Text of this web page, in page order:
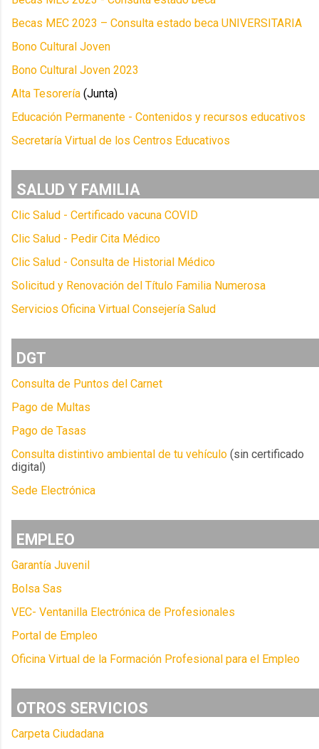
Becas MEC 2023 – Consulta estado beca UNIVERSITARIA
Bono Cultural Joven
Bono Cultural Joven 2023
Alta Tesorería (Junta)
Educación Permanente - Contenidos y recursos educativos
Secretaría Virtual de los Centros Educativos
SALUD Y FAMILIA
Clic Salud - Certificado vacuna COVID
Clic Salud - Pedir Cita Médico
Clic Salud - Consulta de Historial Médico
Solicitud y Renovación del Título Familia Numerosa
Servicios Oficina Virtual Consejería Salud
DGT
Consulta de Puntos del Carnet
Pago de Multas
Pago de Tasas
Consulta distintivo ambiental de tu vehículo (sin certificado
digital)
Sede Electrónica
EMPLEO
Garantía Juvenil
Bolsa Sas
VEC- Ventanilla Electrónica de Profesionales
Portal de Empleo
Oficina Virtual de la Formación Profesional para el Empleo
OTROS SERVICIOS
Carpeta Ciudadana